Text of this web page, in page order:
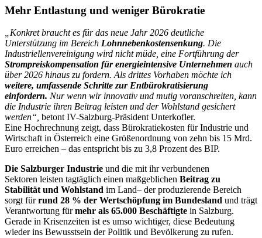
Mehr Entlastung und weniger Bürokratie
„Konkret braucht es für das neue Jahr 2026 deutliche
Unterstützung im Bereich Lohnnebenkostensenkung. Die
Industriellenvereinigung wird nicht müde, eine Fortführung der
Strompreiskompensation für energieintensive Unternehmen auch
über 2026 hinaus zu fordern. Als drittes Vorhaben möchte ich
weitere, umfassende Schritte zur Entbürokratisierung
einfordern. Nur wenn wir innovativ und mutig voranschreiten, kann
die Industrie ihren Beitrag leisten und der Wohlstand gesichert
werden“, betont IV-Salzburg-Präsident Unterkofler.
Eine Hochrechnung zeigt, dass Bürokratiekosten für Industrie und
Wirtschaft in Österreich eine Größenordnung von zehn bis 15 Mrd.
Euro erreichen – das entspricht bis zu 3,8 Prozent des BIP.
Die Salzburger Industrie und die mit ihr verbundenen
Sektoren leisten tagtäglich einen maßgeblichen Beitrag zu
Stabilität und Wohlstand im Land– der produzierende Bereich
sorgt fürrund 28 % der Wertschöpfung im Bundesland und trägt
Verantwortung fürmehr als 65.000 Beschäftigte in Salzburg.
Gerade in Krisenzeiten ist es umso wichtiger, diese Bedeutung
wieder ins Bewusstsein der Politik und Bevölkerung zu rufen.